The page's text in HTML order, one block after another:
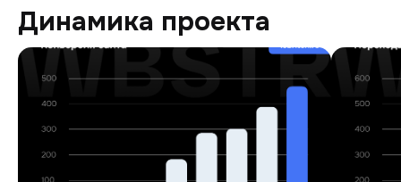
Динамика проекта